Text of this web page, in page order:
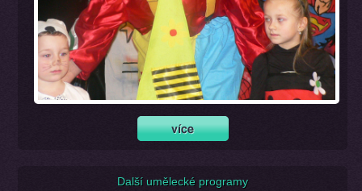
Další umělecké programy